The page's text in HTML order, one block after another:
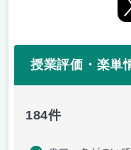
授業評価・楽単
184件